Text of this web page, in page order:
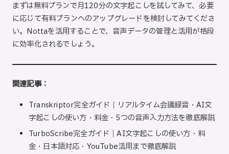
まずは無料プランで月120分の文字起こしを試してみて、必要
に応じて有料プランへのアップグレードを検討してみてくださ
い。Nottaを活用することで、音声データの管理と活用が格段
に効率化されるでしょう。
関連記事：
Transkriptor完全ガイド｜リアルタイム会議録音・AI文
字起こしの使い方・料金・5つの音声入力方法を徹底解説
TurboScribe完全ガイド｜AI文字起こしの使い方・料
金・日本語対応・YouTube活用まで徹底解説